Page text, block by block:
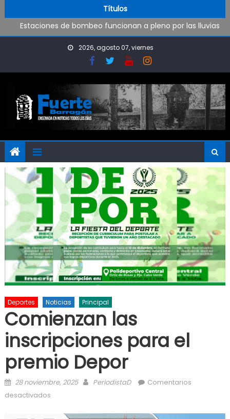
Títulos
Visita al Destacamento de Bomberos de Punta Lara
2026, agosto 07, viernes
Deportes Noticias Principal
Comienzan las
inscripciones para el
premio Depor
Posted on
28 noviembre, 2025 Author
PeriodistaD
Comentarios
desactivados